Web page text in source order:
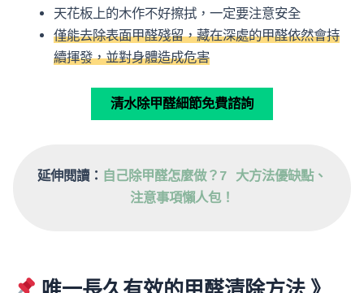
天花板上的木作不好擦拭，一定要注意安全
僅能去除表面甲醛殘留，藏在深處的甲醛依然會持
續揮發，並對身體造成危害
清水除甲醛細節免費諮詢
延伸閱讀： 自己除甲醛怎麼做？7 大方法優缺點、
注意事項懶人包！